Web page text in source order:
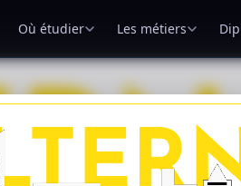
Où étudier Les métiers